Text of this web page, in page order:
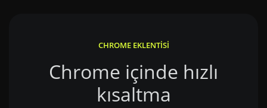
CHROME EKLENTISI
Chrome içinde hızlı
kısaltma